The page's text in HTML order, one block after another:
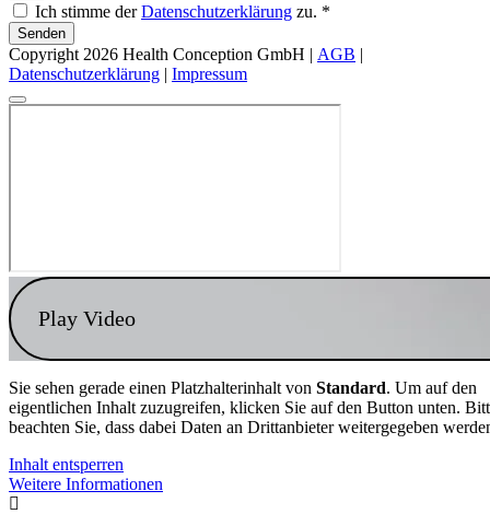
Ich stimme derDatenschutzerklärung zu. *
Senden
Copyright 2026 Health Conception GmbH | AGB |
Datenschutzerklärung | Impressum
Play Video
Sie sehen gerade einen Platzhalterinhalt von Standard. Um auf den
eigentlichen Inhalt zuzugreifen, klicken Sie auf den Button unten.
beachten Sie, dass dabei Daten an Drittanbieter weitergegeben
Inhalt entsperren
Weitere Informationen